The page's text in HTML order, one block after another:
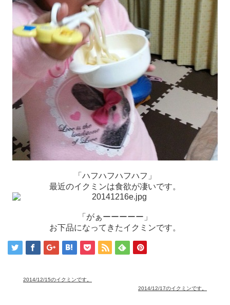
「ハフハフハフハフ」
最近のイクミンは食欲が凄いです。
「がぁーーーーー」
お下品になってきたイクミンです。
2014/12/15のイクミンです。
2014/12/17のイクミンです。